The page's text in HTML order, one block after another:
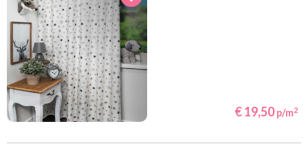
€ 19,50 p/m2